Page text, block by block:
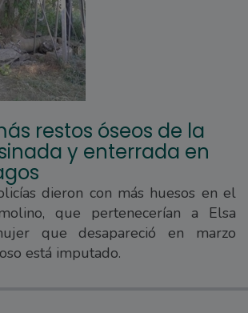
restos óseos de la
y enterrada en
dieron con más huesos en el
que pertenecerían a Elsa
que desapareció en marzo
está imputado.